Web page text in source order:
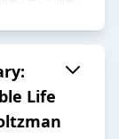
Life